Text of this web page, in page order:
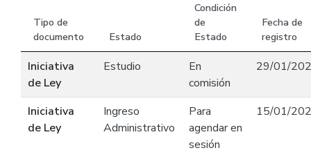
Tipo de
documento
Estado
Condición
de
Estado
Fecha de
registro
Iniciativa
de Ley
Estudio
En
comisión
29/01/
Iniciativa
de Ley
Ingreso
Administrativo
Para
agendar en
sesión
15/01/